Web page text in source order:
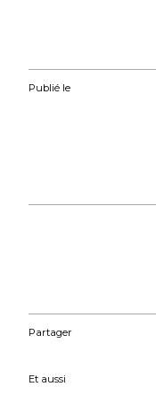
Publié le
Partager
Et aussi